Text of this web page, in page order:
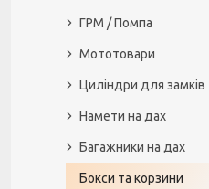
ГРМ / Помпа
Мототовари
Циліндри для замків
Намети на дах
Багажники на дах
Бокси та корзини